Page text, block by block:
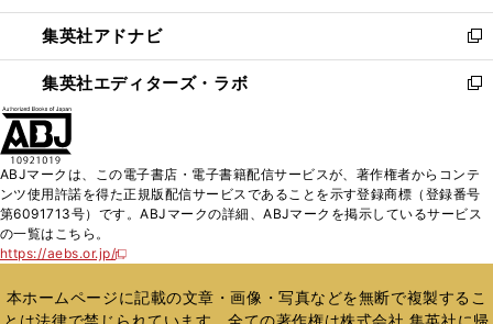
開
く
ウ
で
開
く
ン
ド
ウ
で
ウ
ィ
ン
ド
く
集英社アドナビ
新
し
い
ド
ウ
で
集英社エディターズ・ラボ
新
ィ
ン
ド
開
く
ABJマークは、この電子書店・電子書籍配信サービスが、著作権者からコンテ
ンツ使用許諾を得た正規版配信サービスであることを示す登録商標（登録番号
第6091713号）です。ABJマークの詳細、ABJマークを掲示しているサービス
の一覧はこちら。
https://aebs.or.jp/
新
い
ウ
本ホームページに記載の文章・画像・写真などを無断で複製するこ